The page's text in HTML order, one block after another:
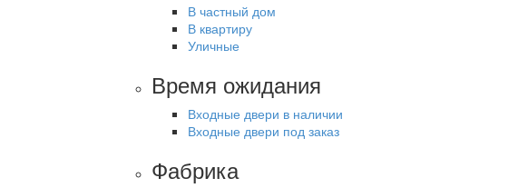
В частный дом
В квартиру
Уличные
Время ожидания
Входные двери в наличии
Входные двери под заказ
Фабрика